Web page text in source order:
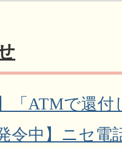
「ATMで還
令中】ニセ